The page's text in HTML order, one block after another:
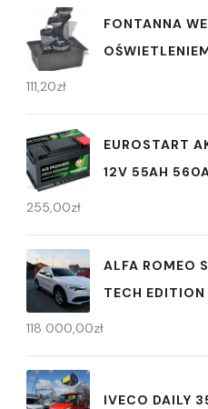
FONTANNA
111,20zł
EUROSTART
12V 55AH
255,00zł
ALFA ROMEO
TECH
118 000,00zł
IVECO DAILY